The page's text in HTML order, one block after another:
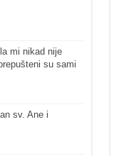
mi nikad nije
su sami
sv. Ane i